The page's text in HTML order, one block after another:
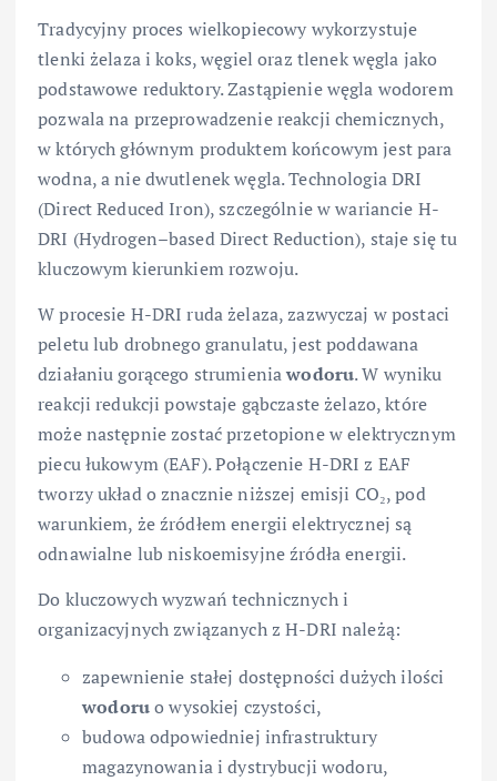
Tradycyjny proces wielkopiecowy wykorzystuje
tlenki żelaza i koks, węgiel oraz tlenek węgla jako
podstawowe reduktory. Zastąpienie węgla wodorem
pozwala na przeprowadzenie reakcji chemicznych,
w których głównym produktem końcowym jest para
wodna, a nie dwutlenek węgla. Technologia DRI
(Direct Reduced Iron), szczególnie w wariancie H-
DRI (Hydrogen–based Direct Reduction), staje się tu
kluczowym kierunkiem rozwoju.
W procesie H-DRI ruda żelaza, zazwyczaj w postaci
peletu lub drobnego granulatu, jest poddawana
działaniu gorącego strumieniawodoru. W wyniku
reakcji redukcji powstaje gąbczaste żelazo, które
może następnie zostać przetopione w elektrycznym
piecu łukowym (EAF). Połączenie H-DRI z EAF
tworzy układ o znacznie niższej emisji CO₂, pod
warunkiem, że źródłem energii elektrycznej są
odnawialne lub niskoemisyjne źródła energii.
Do kluczowych wyzwań technicznych i
organizacyjnych związanych z H-DRI należą:
zapewnienie stałej dostępności dużych ilości
wodoruo wysokiej czystości,
budowa odpowiedniej infrastruktury
magazynowania i dystrybucji wodoru,